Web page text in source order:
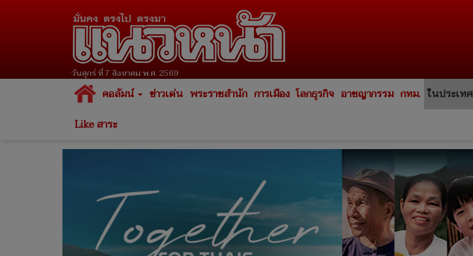
วันศุกร์ ที่ 7 สิงหาคม พ.ศ. 2569
คอลัมน์ ข่าวเด่น พระราชสำนัก การเมือง โลกธุรกิจ อาชญากรรม กทม. ในประเทศ
Like สาระ